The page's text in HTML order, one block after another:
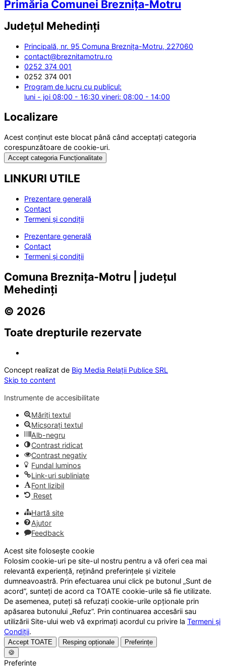
Primăria Comunei Breznița-Motru
Județul Mehedinți
Principală, nr. 95 Comuna Breznița-Motru, 227060
contact@breznitamotru.ro
0252 374 001
0252 374 001
Program de lucru cu publicul:
luni - joi 08:00 - 16:30 vineri: 08:00 - 14:00
Localizare
Acest conținut este blocat până când acceptați categoria
corespunzătoare de cookie-uri.
Accept categoria Funcționalitate
LINKURI UTILE
Prezentare generală
Contact
Termeni și condiții
Prezentare generală
Contact
Termeni și condiții
Comuna Breznița-Motru | județul
Mehedinți
© 2026
Toate drepturile rezervate
Concept realizat de Big Media Relații Publice SRL
Skip to content
Instrumente de accesibilitate
Măriți textul
Micșorați textul
Alb-negru
Contrast ridicat
Contrast negativ
Fundal luminos
Link-uri subliniate
Font lizibil
Reset
Hartă site
Ajutor
Feedback
Acest site folosește cookie
Folosim cookie-uri pe site-ul nostru pentru a vă oferi cea mai
relevantă experiență, reținând preferințele și vizitele
dumneavoastră. Prin efectuarea unui click pe butonul „Sunt de
acord”, sunteți de acord ca TOATE cookie-urile să fie utilizate.
De asemenea, puteți să refuzați cookie-urile opționale prin
apăsarea butonului „Refuz”. Prin continuarea accesării sau
utilizării Site-ului web vă exprimați acordul cu privire la Termeni și
Condiții.
Accept TOATE Resping opționale
Preferințe
🍪
Preferințe